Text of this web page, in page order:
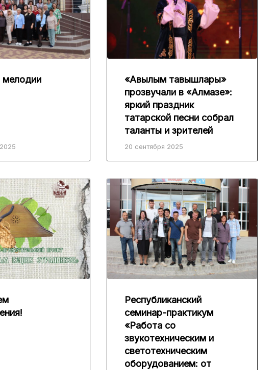
мелодии
«Авылым тавышлары»
прозвучали в «Алмазе»:
яркий праздник
татарской песни собрал
таланты и зрителей
20 сентября 2025
Республиканский
семинар-практикум
«Работа со
звукотехническим и
светотехническим
оборудованием: от